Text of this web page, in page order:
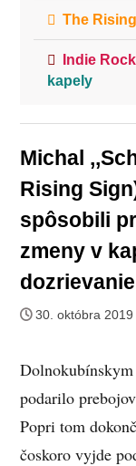
The
Indie Rock
kapely
Michal
Rising
spôsobili
zmeny v
30. októbra 2019
podarilo
Popri tom
čoskoro vyjde